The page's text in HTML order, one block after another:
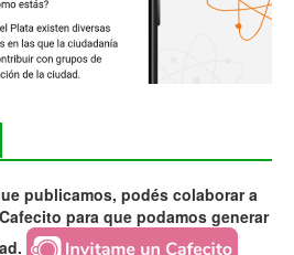
publicamos, podés colaborar a
para que podamos generar